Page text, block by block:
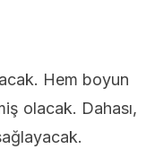
Hem boyun
olacak. Dahası,